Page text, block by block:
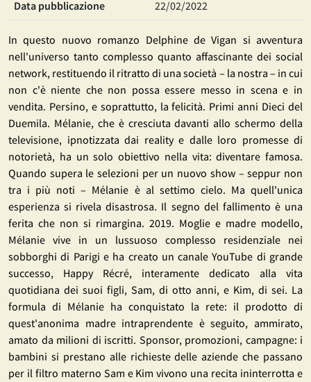
Data pubblicazione 22/02/2022
In questo nuovo romanzo Delphine de Vigan si avventura
nell'universo tanto complesso quanto affascinante dei social
network, restituendo il ritratto di una società – la nostra – in cui
non c'è niente che non possa essere messo in scena e in
vendita. Persino, e soprattutto, la felicità. Primi anni Dieci del
Duemila. Mélanie, che è cresciuta davanti allo schermo della
televisione, ipnotizzata dai reality e dalle loro promesse di
notorietà, ha un solo obiettivo nella vita: diventare famosa.
Quando supera le selezioni per un nuovo show – seppur non
tra i più noti – Mélanie è al settimo cielo. Ma quell'unica
esperienza si rivela disastrosa. Il segno del fallimento è una
ferita che non si rimargina. 2019. Moglie e madre modello,
Mélanie vive in un lussuoso complesso residenziale nei
sobborghi di Parigi e ha creato un canale YouTube di grande
successo, Happy Récré, interamente dedicato alla vita
quotidiana dei suoi figli, Sam, di otto anni, e Kim, di sei. La
formula di Mélanie ha conquistato la rete: il prodotto di
quest'anonima madre intraprendente è seguito, ammirato,
amato da milioni di iscritti. Sponsor, promozioni, campagne: i
bambini si prestano alle richieste delle aziende che passano
per il filtro materno Sam e Kim vivono una recita ininterrotta e